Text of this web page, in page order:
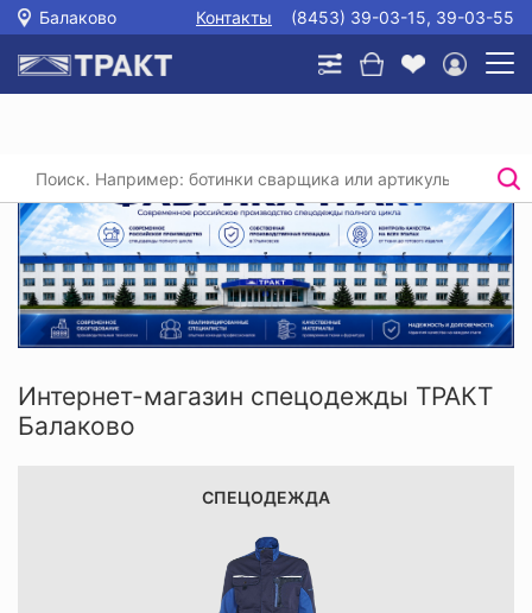
Балаково Контакты (8453) 39-03-15, 39-03-55
Интернет-магазин спецодежды ТРАКТ
Балаково
СПЕЦОДЕЖДА